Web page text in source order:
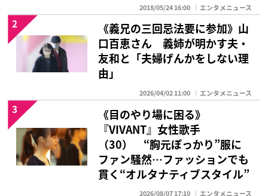
2018/05/24 16:00 エンタメニュース
《義兄の三回忌法要に参加》山
口百恵さん 義姉が明かす夫・
友和と「夫婦げんかをしない理
由」
2026/04/02 11:00 エンタメニュース
2
《目のやり場に困る》
『VIVANT』女性歌手
（30） “胸元ぽっかり”服に
ファン騒然…ファッションでも
貫く“オルタナティブスタイル”
2026/08/07 17:10 エンタメニュース
3